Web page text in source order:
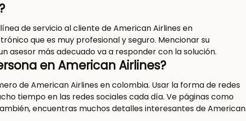
de servicio al cliente de American Airlines en
que es muy profesional y seguro. Mencionar su
asesor más adecuado va a responder con la solución.
en American Airlines?
de American Airlines en colombia. Usar la forma de redes
tiempo en las redes sociales cada día. Ve páginas como
encuentras muchos detalles interesantes de American